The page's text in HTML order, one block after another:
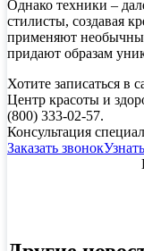
Однако техники –
стилисты, создавая
применяют
придают образам
Хотите записаться в
Центр красоты и
(800) 333-02-57.
Консультация
Заказать звонок